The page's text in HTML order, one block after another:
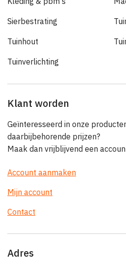
Sierbestrating
Tuinhout
Tuinverlichting
Klant worden
Geïnteresseerd in onze
daarbijbehorende prijzen?
Maak dan vrijblijvend een
Account aanmaken
Mijn account
Contact
Adres